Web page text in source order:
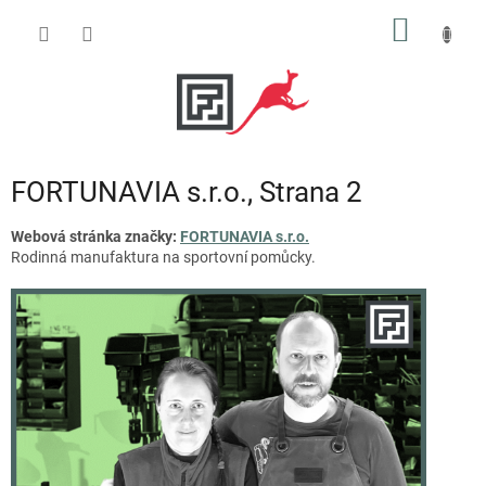
FORTUNAVIA s.r.o., Strana 2
Webová stránka značky: FORTUNAVIA s.r.o.
Rodinná manufaktura na sportovní pomůcky.